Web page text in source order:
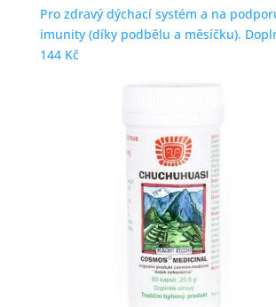
Pro zdravý dýchací systém a na
imunity (díky podbělu a měsíčku).
144 Kč